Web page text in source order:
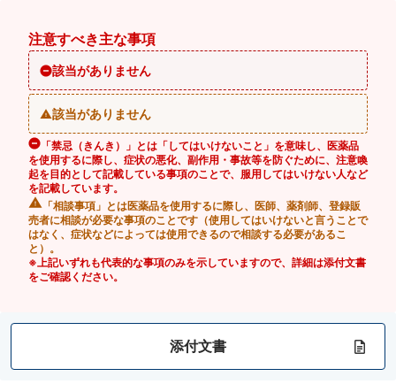
注意すべき主な事項
該当がありません
該当がありません
「禁忌（きんき）」とは「してはいけないこと」を意味し、医薬品
を使用するに際し、症状の悪化、副作用・事故等を防ぐために、注意喚
起を目的として記載している事項のことで、服用してはいけない人など
を記載しています。
「相談事項」とは医薬品を使用するに際し、医師、薬剤師、登録販
売者に相談が必要な事項のことです（使用してはいけないと言うことで
はなく、症状などによっては使用できるので相談する必要があるこ
と）。
※上記いずれも代表的な事項のみを示していますので、詳細は添付文書
をご確認ください。
添付文書